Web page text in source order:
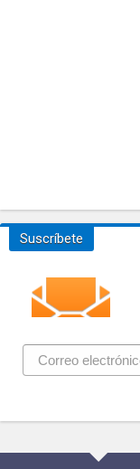
Suscríbete